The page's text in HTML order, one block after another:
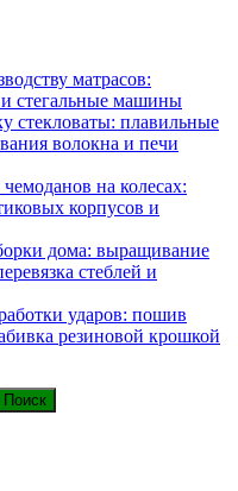
матрасов:
стегальные машины
стекловаты: плавильные
волокна и печи
на колесах:
корпусов и
дома: выращивание
стеблей и
ударов: пошив
резиновой крошкой
Поиск